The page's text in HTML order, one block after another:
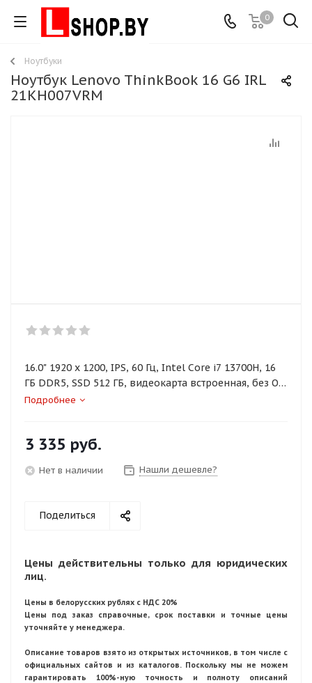
0
Ноутбуки
Ноутбук Lenovo ThinkBook 16 G6 IRL
21KH007VRM
16.0" 1920 x 1200, IPS, 60 Гц, Intel Core i7 13700H, 16
ГБ DDR5, SSD 512 ГБ, видеокарта встроенная, без ОС,
цвет крышки серый, аккумулятор 71 Вт·ч
Подробнее
3 335 руб.
Нет в наличии Нашли дешевле?
Поделиться
Цены действительны только для юридических
лиц.
Цены в белорусских рублях с НДС 20%
Цены под заказ справочные, срок поставки и точные цены
уточняйте у менеджера.
Описание товаров взято из открытых источников, в том числе с
официальных сайтов и из каталогов. Поскольку мы не можем
гарантировать 100%-ную точность и полноту описаний